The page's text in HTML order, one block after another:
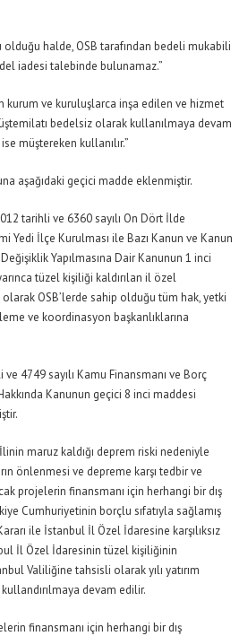
olduğu halde, OSB tarafından bedeli mukabili
iadesi talebinde bulunamaz.”
kurum ve kuruluşlarca inşa edilen ve hizmet
bedelsiz olarak kullanılmaya devam
müştereken kullanılır.”
aşağıdaki geçici madde eklenmiştir.
tarihli ve 6360 sayılı On Dört İlde
Yedi İlçe Kurulması ile Bazı Kanun ve Kanun
Yapılmasına Dair Kanunun 1 inci
tüzel kişiliği kaldırılan il özel
olarak OSB’lerde sahip olduğu tüm hak, yetki
ve koordinasyon başkanlıklarına
4749 sayılı Kamu Finansmanı ve Borç
Kanunun geçici 8 inci maddesi
maruz kaldığı deprem riski nedeniyle
önlenmesi ve depreme karşı tedbir ve
projelerin finansmanı için herhangi bir dış
Cumhuriyetinin borçlu sıfatıyla sağlamış
ile İstanbul İl Özel İdaresine karşılıksız
İl Özel İdaresinin tüzel kişiliğinin
Valiliğine tahsisli olarak yılı yatırım
devam edilir.
finansmanı için herhangi bir dış